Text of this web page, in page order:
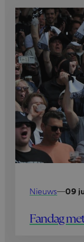
Nieuws—09
Fandag